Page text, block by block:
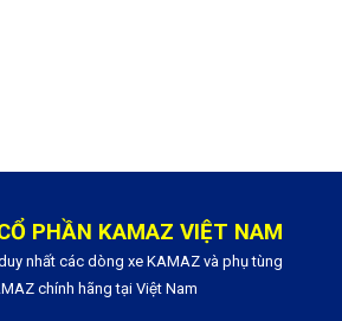
PHẦN KAMAZ VIỆT NAM
nhất các dòng xe KAMAZ và phụ tùng
chính hãng tại Việt Nam